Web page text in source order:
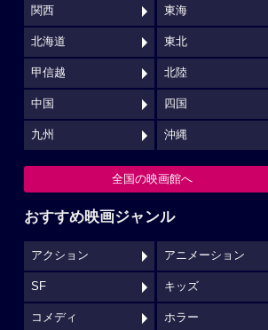
関西 東海
北海道 東北
甲信越 北陸
中国 四国
九州 沖縄
全国の映画館へ
おすすめ映画ジャンル
アクション アニメーション
SF キッズ
コメディ ホラー